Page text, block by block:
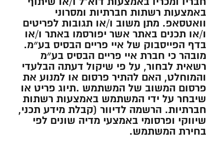
באמצעות רשתות חברתיות ומסרוני
וואטסאפ. מתן משוב ו/או תגובות לפריטים
ו/או תכנים באתר אשר יפורסמו באתר ו/או
בדף הפייסבוק של איי פריים הבסיס בע״מ.
מובהר כי חברת איי פריים הבסיס בע״מ
רשאית לבחור, על פי שיקול דעתה הבלעדי
והמוחלט, האם להתיר פרסום או למנוע את
פרסום המשוב של המשתמש .תיוג פריט או
שיבחר על ידי המשתמש באמצעות רשתות
חברתיות. הרשמה לדיוור (קבלת מידע תכני,
שיווקי ופרסומי באמצעי מדיה שונים לפי
בחירת המשתמש.